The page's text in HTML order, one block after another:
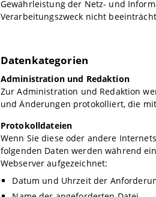
Gewährleistung der Netz- und
Verarbeitungszweck nicht
Datenkategorien
Administration und Redaktion
Zur Administration und Redaktion
und Änderungen protokolliert, die
Protokolldateien
Wenn Sie diese oder andere
folgenden Daten werden während
Webserver aufgezeichnet:
Datum und Uhrzeit der